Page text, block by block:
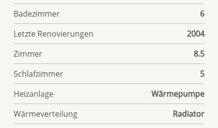
Badezimmer
6
Letzte Renovierungen
2004
Zimmer
8.5
Schlafzimmer
5
Heizanlage
Wärmepumpe
Wärmeverteilung
Radiator